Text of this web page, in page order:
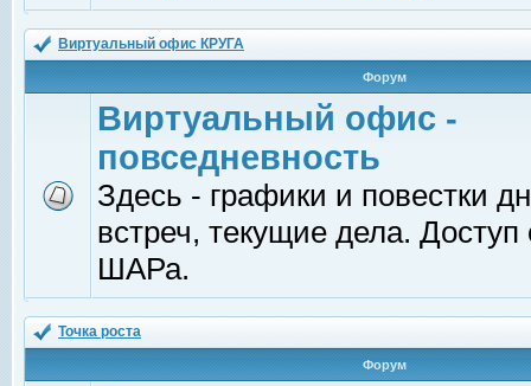
Виртуальный офис КРУГА
Форум
Виртуальный офис -
повседневность
Здесь - графики и повестки
встреч, текущие дела.
ШАРа.
Точка роста
Форум